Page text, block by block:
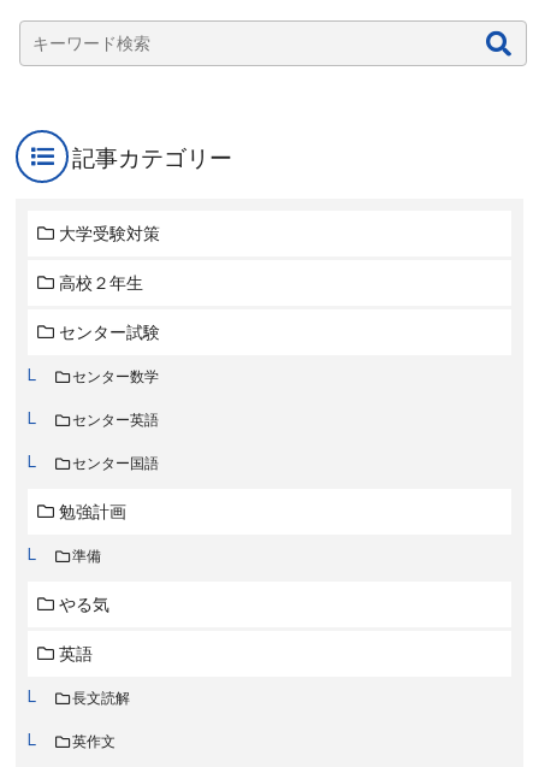
記事カテゴリー
大学受験対策
高校２年生
センター試験
センター数学
センター英語
センター国語
勉強計画
準備
やる気
英語
長文読解
英作文